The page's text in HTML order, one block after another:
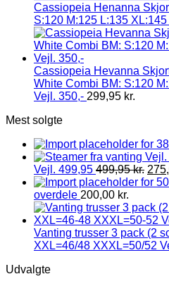
Cassiopeia Henanna
S:120 M:125 L:135
Cassiopeia Hevanna
White Combi BM: S:120
Vejl. 350,- 299,95 kr.
Mest solgte
Vejl. 499,95 499,95kr.
overdele 200,00 kr.
Vanting trusser 3 pack (2
XXL=46/48 XXXL=50/52
Udvalgte